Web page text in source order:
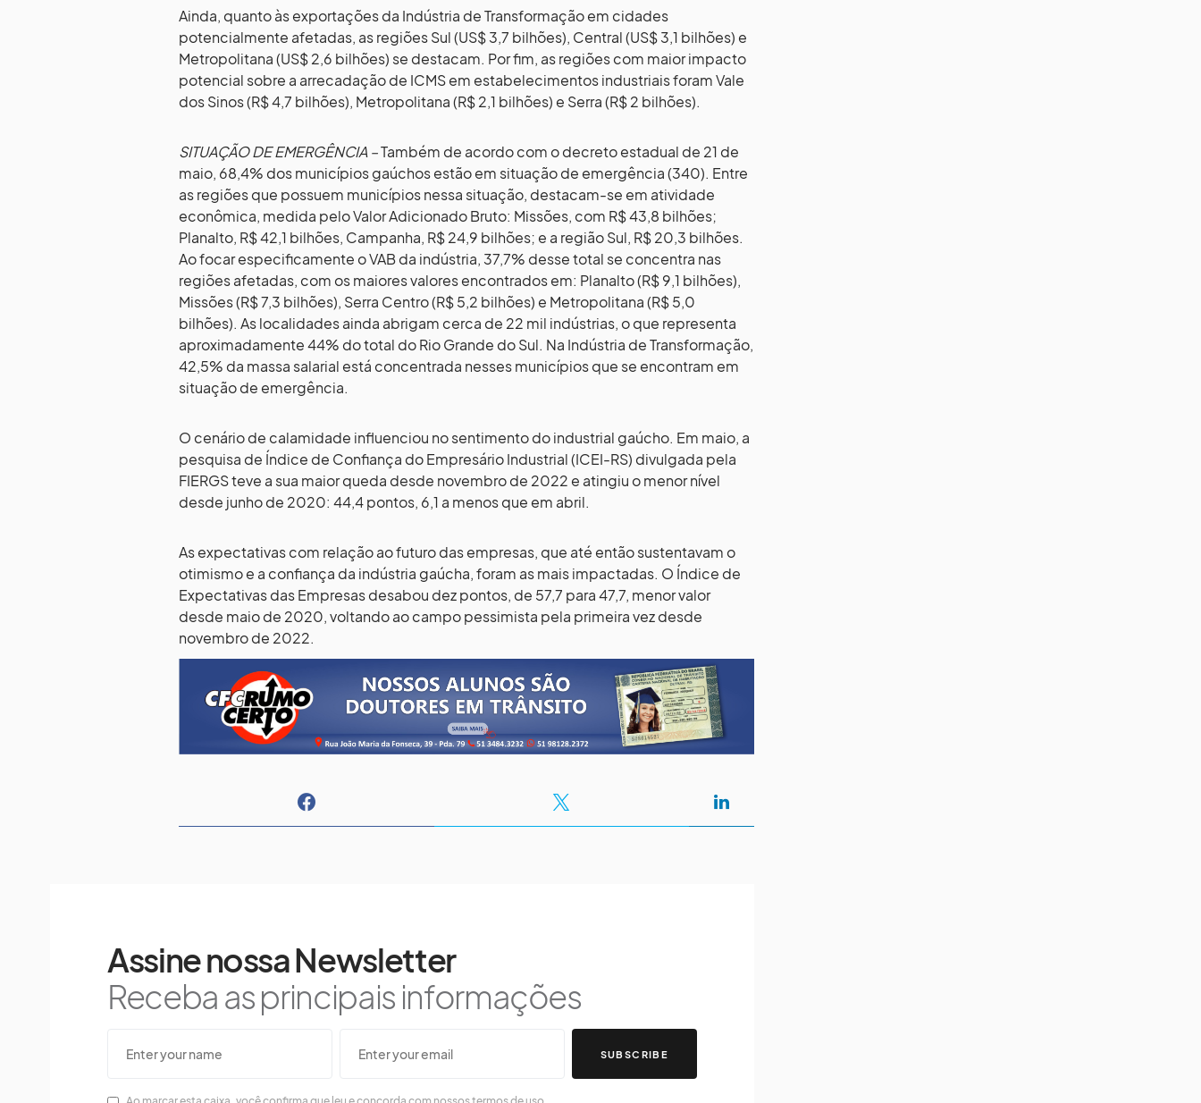
Ainda, quanto às exportações da Indústria de Transformação em cidades
potencialmente afetadas, as regiões Sul (US$ 3,7 bilhões), Central (US$ 3,1 bilhões) e
Metropolitana (US$ 2,6 bilhões) se destacam. Por fim, as regiões com maior impacto
potencial sobre a arrecadação de ICMS em estabelecimentos industriais foram Vale
dos Sinos (R$ 4,7 bilhões), Metropolitana (R$ 2,1 bilhões) e Serra (R$ 2 bilhões).
SITUAÇÃO DE EMERGÊNCIA –Também de acordo com o decreto estadual de 21 de
maio, 68,4% dos municípios gaúchos estão em situação de emergência (340). Entre
as regiões que possuem municípios nessa situação, destacam-se em atividade
econômica, medida pelo Valor Adicionado Bruto: Missões, com R$ 43,8 bilhões;
Planalto, R$ 42,1 bilhões, Campanha, R$ 24,9 bilhões; e a região Sul, R$ 20,3 bilhões.
Ao focar especificamente o VAB da indústria, 37,7% desse total se concentra nas
regiões afetadas, com os maiores valores encontrados em: Planalto (R$ 9,1 bilhões),
Missões (R$ 7,3 bilhões), Serra Centro (R$ 5,2 bilhões) e Metropolitana (R$ 5,0
bilhões). As localidades ainda abrigam cerca de 22 mil indústrias, o que representa
aproximadamente 44% do total do Rio Grande do Sul. Na Indústria de Transformação,
42,5% da massa salarial está concentrada nesses municípios que se encontram em
situação de emergência.
O cenário de calamidade influenciou no sentimento do industrial gaúcho. Em maio, a
pesquisa de Índice de Confiança do Empresário Industrial (ICEI-RS) divulgada pela
FIERGS teve a sua maior queda desde novembro de 2022 e atingiu o menor nível
desde junho de 2020: 44,4 pontos, 6,1 a menos que em abril.
As expectativas com relação ao futuro das empresas, que até então sustentavam o
otimismo e a confiança da indústria gaúcha, foram as mais impactadas. O Índice de
Expectativas das Empresas desabou dez pontos, de 57,7 para 47,7, menor valor
desde maio de 2020, voltando ao campo pessimista pela primeira vez desde
novembro de 2022.
Assine nossa Newsletter
Receba as principais informações
SUBSCRIBE